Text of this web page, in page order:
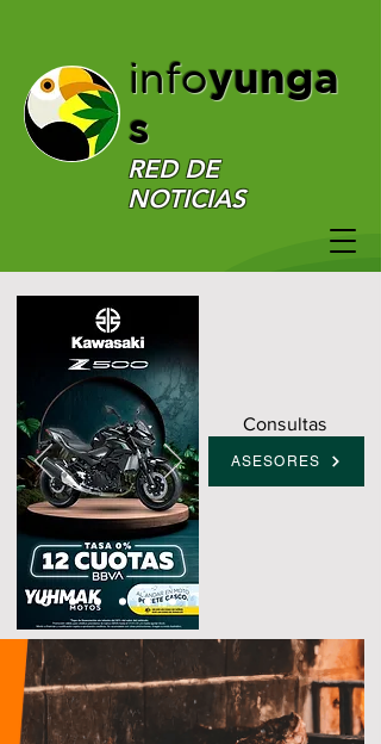
infoyunga
s
RED DE
NOTICIAS
Consultas
ASESORES